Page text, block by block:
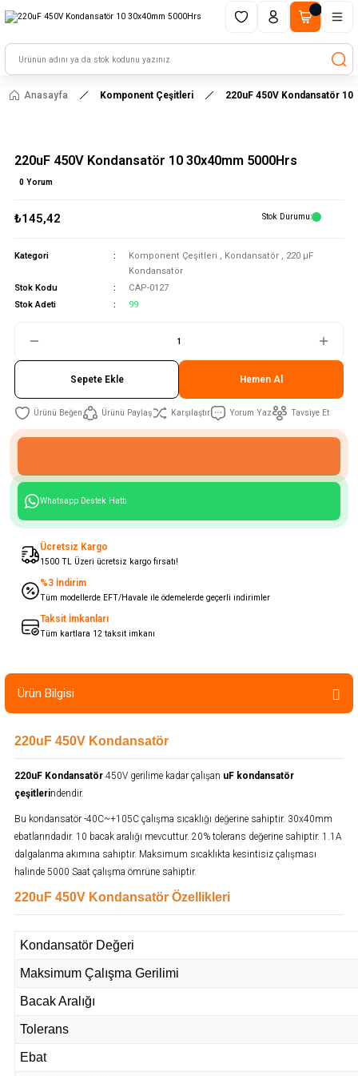
HAYAL ET - TASARLA - ÇALIŞTIR
Anasayfa Komponent Çeşitleri 220uF 450V Kondansatör
220uF 450V Kondansatör 10 30x40mm 5000Hrs
0 Yorum
₺145,42 Stok Durumu
Kategori Komponent Çeşitleri , Kondansatör , 220 μF
Kondansatör
Stok Kodu
CAP-0127
Stok Adeti
99
Sepete Ekle Hemen Al
Ürünü Paylaş Karşılaştır Yorum Yaz Tavsiye Et
Whatsapp Destek Hattı
Ücretsiz Kargo
1500 TL Üzeri ücretsiz kargo fırsatı!
%3 İndirim
Tüm modellerde EFT/Havale ile ödemelerde geçerli indirimler
Taksit İmkanları
Tüm kartlara 12 taksit imkanı
Ürün Bilgisi
220uF 450V Kondansatör
220uF Kondansatör 450V gerilime kadar çalışan uF kondansatör
çeşitlerindendir.
Bu kondansatör -40C~+105C çalışma sıcaklığı değerine sahiptir. 30x40mm
ebatlarındadır. 10 bacak aralığı mevcuttur. 20% tolerans değerine sahiptir. 1.1A
dalgalanma akımına sahiptir. Maksimum sıcaklıkta kesintisiz çalışması
halinde 5000 Saat çalışma ömrüne sahiptir.
220uF 450V Kondansatör Özellikleri
Kondansatör Değeri
Maksimum Çalışma Gerilimi
Bacak Aralığı
Tolerans
Ebat